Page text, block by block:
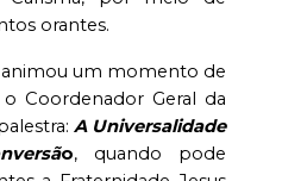
orantes.
animou um momento de
Coordenador Geral da
A Universalidade
o, quando pode